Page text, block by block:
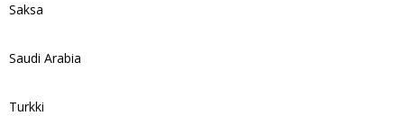
Saksa
Saudi Arabia
Turkki